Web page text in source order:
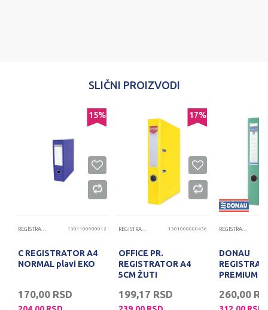
POŠALJI
SLIČNI PROIZVODI
15%
REGISTRATORI 1301100900012
C REGISTRATOR A4
NORMAL plavi EKO
170,00 RSD
17%
REGISTRATORI 1301000000436
OFFICE PR.
REGISTRATOR A4
5CM ŽUTI
199,17 RSD
REGISTRATORI
DONAU
PREMIUM
260,00